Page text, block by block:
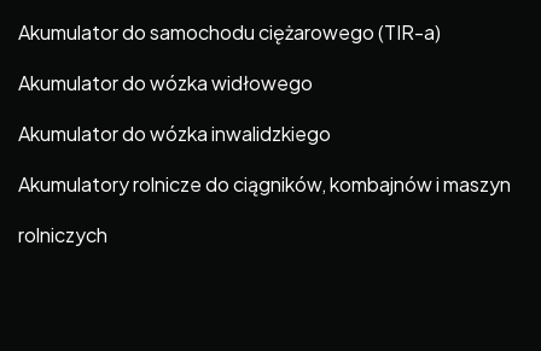
Akumulator do samochodu ciężarowego (TIR-a)
Akumulator do wózka widłowego
Akumulator do wózka inwalidzkiego
Akumulatory rolnicze do ciągników, kombajnów i maszyn
rolniczych